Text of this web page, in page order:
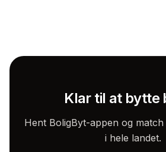
Klar til at bytte
Hent BoligByt-appen og
i hele landet.